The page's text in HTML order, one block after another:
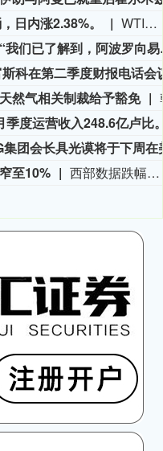
日内涨2.38%。
WTI原油突破77美元/桶，日内涨2.38%。
英国民用航
然气相关制裁给予豁免
至10% 西部数据跌幅收窄至10%，盘初一度大跌超22%。周三美股盘后，美国存储龙头西部数据公布了截止7月3日的2026财年第四季度财报。受存储产品需求持续旺盛推动，公司当季营收、利润双双超预期，净利润同比增长逾12倍。财报显示，西部数据第四财季营收为37.5亿美元，同比增长44%，市场预期为36.92亿美元，上年同期为26.05亿美元。